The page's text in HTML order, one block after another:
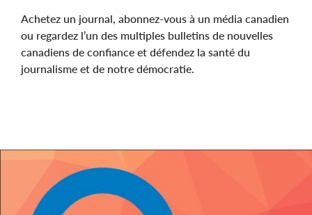
Achetez un journal, abonnez-vous à un média canadien
ou regardez l’un des multiples bulletins de nouvelles
canadiens de confiance et défendez la santé du
journalisme et de notre démocratie.